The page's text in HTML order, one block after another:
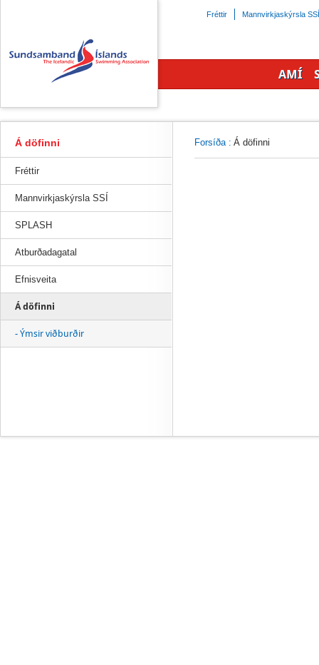
Forsíða: Á döfinni
Á döfinni
Fréttir
Mannvirkjaskýrsla SSÍ
SPLASH
Atburðadagatal
Efnisveita
Á döfinni
- Ýmsir viðburðir
Fréttir Mannvirkjaskýrsla SSÍ
AMÍ